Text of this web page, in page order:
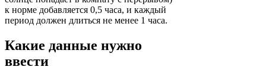
к норме добавляется 0,5 часа, и каждый
период должен длиться не менее 1 часа.
Какие данные нужно
ввести